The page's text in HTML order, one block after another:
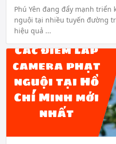
Phú Yên đang đẩy mạnh
nguội tại nhiều tuyến đường
hiệu quả ...